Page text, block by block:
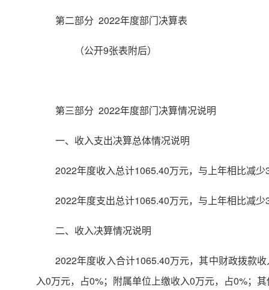
第二部分 2022年度部门决算表
（公开9张表附后）
第三部分 2022年度部门决算情况说明
一、收入支出决算总体情况说明
2022年度收入总计1065.40万元，与上年相比减
2022年度支出总计1065.40万元，与上年相比减
二、收入决算情况说明
2022年度收入合计1065.40万元，其中财政拨款
入0万元，占0%；附属单位上缴收入0万元，占0%；